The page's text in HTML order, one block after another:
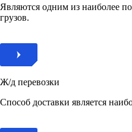
Являются одним из наиболее
грузов.
Ж/д перевозки
Способ доставки является